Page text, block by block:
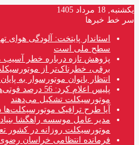
یکشنبه, 18 مرداد 1405
سر خط خبرها
استاندار پایتخت: آلودگی هوای
سطح ملی است
پژوهش تازه درباره خطر آسیب
برقی، خطرناک‌تر از
انتظار بانوان موتورسوار به
پلیس اعلام کرد:
موتورسیکلت تشکیل می‌دهند
آیا طرح ترافیک
مدیر عامل موسسه راهگشا
موتورسیکلت روزانه در کشور
فرمانده انتظامی خراسان رضوی: